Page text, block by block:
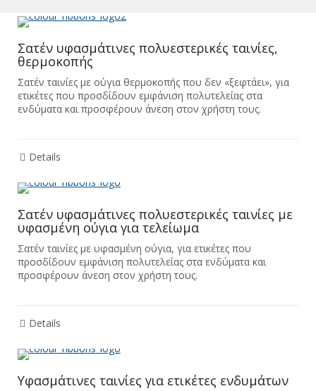
Σατέν υφασμάτινες πολυεστερικές ταινίες,
θερμοκοπής
Σατέν ταινίες με ούγια θερμοκοπής που δεν «ξεφτάει», για
ετικέτες που προσδίδουν εμφάνιση πολυτελείας στα
ενδύματα και προσφέρουν άνεση στον χρήστη τους.
Details
Σατέν υφασμάτινες πολυεστερικές ταινίες με
υφασμένη ούγια για τελείωμα
Σατέν ταινίες με υφασμένη ούγια, για ετικέτες που
προσδίδουν εμφάνιση πολυτελείας στα ενδύματα και
προσφέρουν άνεση στον χρήστη τους.
Details
Υφασμάτινες ταινίες για ετικέτες ενδυμάτων